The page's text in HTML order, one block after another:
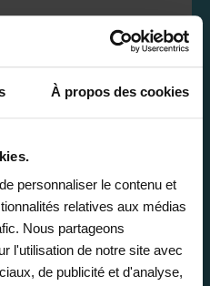
À propos des cookies
personnaliser le contenu et
relatives aux médias
Nous partageons
l'utilisation de notre site avec
de publicité et d'analyse,
un
faire le point sur
votre enfant, ses
la solution la